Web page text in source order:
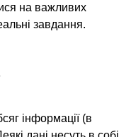
на важливих
завдання.
інформації (в